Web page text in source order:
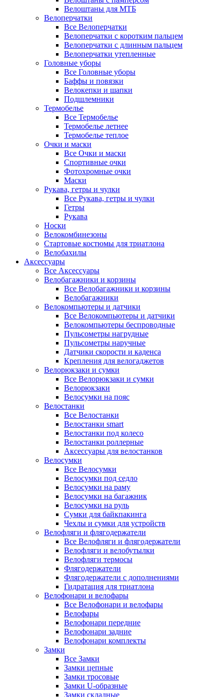
Велоштаны для МТБ
Велоперчатки
Все Велоперчатки
Велоперчатки с коротким пальцем
Велоперчатки с длинным пальцем
Велоперчатки утепленные
Головные уборы
Все Головные уборы
Баффы и повязки
Велокепки и шапки
Подшлемники
Термобелье
Все Термобелье
Термобелье летнее
Термобелье теплое
Очки и маски
Все Очки и маски
Спортивные очки
Фотохромные очки
Маски
Рукава, гетры и чулки
Все Рукава, гетры и чулки
Гетры
Рукава
Носки
Велокомбинезоны
Стартовые костюмы для триатлона
Велобахилы
Аксессуары
Все Аксессуары
Велобагажники и корзины
Все Велобагажники и корзины
Велобагажники
Велокомпьютеры и датчики
Все Велокомпьютеры и датчики
Велокомпьютеры беспроводные
Пульсометры нагрудные
Пульсометры наручные
Датчики скорости и каденса
Крепления для велогаджетов
Велорюкзаки и сумки
Все Велорюкзаки и сумки
Велорюкзаки
Велосумки на пояс
Велостанки
Все Велостанки
Велостанки smart
Велостанки под колесо
Велостанки роллерные
Аксессуары для велостанков
Велосумки
Все Велосумки
Велосумки под седло
Велосумки на раму
Велосумки на багажник
Велосумки на руль
Сумки для байкпакинга
Чехлы и сумки для устройств
Велофляги и флягодержатели
Все Велофляги и флягодержатели
Велофляги и велобутылки
Велофляги термосы
Флягодержатели
Флягодержатели с дополнениями
Гидратация для триатлона
Велофонари и велофары
Все Велофонари и велофары
Велофары
Велофонари передние
Велофонари задние
Велофонари комплекты
Замки
Все Замки
Замки цепные
Замки тросовые
Замки U-образные
Замки складные